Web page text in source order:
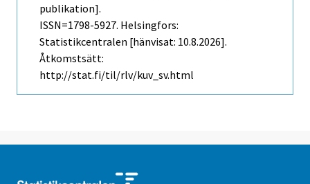
publikation].
ISSN=1798-5927. Helsingfors:
Statistikcentralen [hänvisat: 10.8.2026].
Åtkomstsätt:
http://stat.fi/til/rlv/kuv_sv.html